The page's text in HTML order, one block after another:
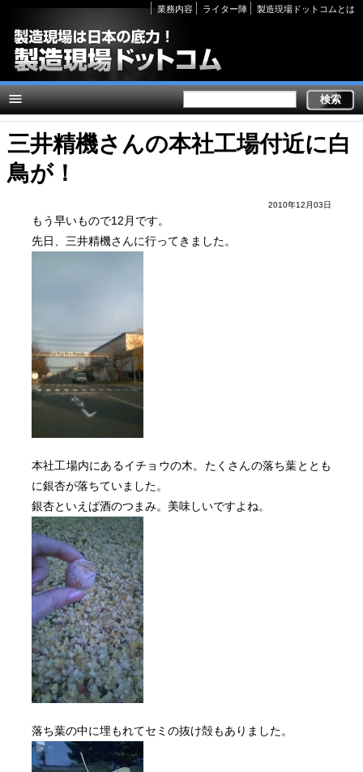
Secondary
links
業務内容 ライター陣 製造現場ドットコムとは
三井精機さんの本社工場付近に白
鳥が！
2010年12月03日
もう早いもので12月です。
先日、三井精機さんに行ってきました。
本社工場内にあるイチョウの木。たくさんの落ち葉ととも
に銀杏が落ちていました。
銀杏といえば酒のつまみ。美味しいですよね。
落ち葉の中に埋もれてセミの抜け殻もありました。